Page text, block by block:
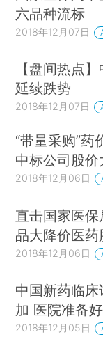
六品种流标
2018年12月07日
【盘间热点
延续跌势
2018年12月07日
“带量采购”药
中标公司股价
2018年12月06日
直击国家医
品大降价医药
2018年12月06日
中国新药临
加 医院准备
2018年12月05日